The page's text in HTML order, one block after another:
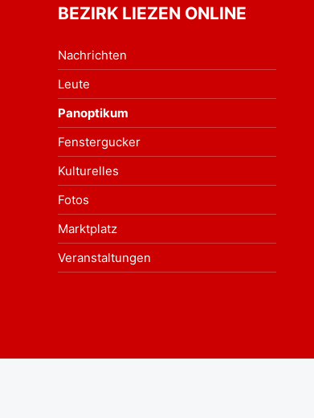
BEZIRK LIEZEN ONLINE
Nachrichten
Leute
Panoptikum
Fenstergucker
Kulturelles
Fotos
Marktplatz
Veranstaltungen